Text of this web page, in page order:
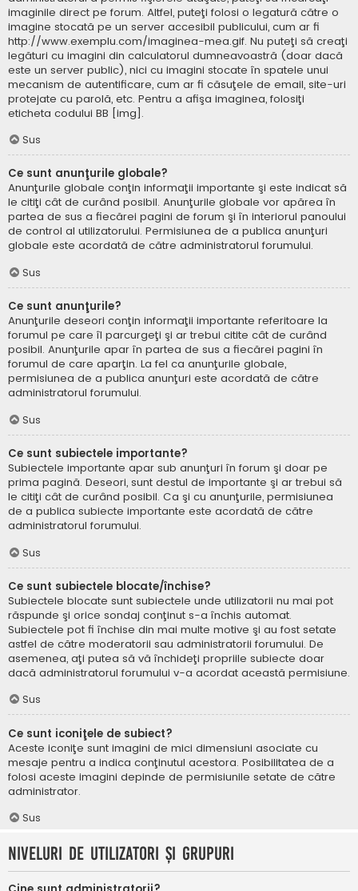
imaginile direct pe forum. Altfel, puteţi folosi o legatură către o
imagine stocată pe un server accesibil publicului, cum ar fi
http://www.exemplu.com/imaginea-mea.gif. Nu puteţi să creaţi
legături cu imagini din calculatorul dumneavoastră (doar dacă
este un server public), nici cu imagini stocate în spatele unui
mecanism de autentificare, cum ar fi căsuţele de email, site-uri
protejate cu parolă, etc. Pentru a afişa imaginea, folosiţi
eticheta codului BB [img].
Sus
Ce sunt anunţurile globale?
Anunţurile globale conţin informaţii importante şi este indicat să
le citiţi cât de curând posibil. Anunţurile globale vor apărea în
partea de sus a fiecărei pagini de forum şi în interiorul panoului
de control al utilizatorului. Permisiunea de a publica anunţuri
globale este acordată de către administratorul forumului.
Sus
Ce sunt anunţurile?
Anunţurile deseori conţin informaţii importante referitoare la
forumul pe care îl parcurgeţi şi ar trebui citite cât de curând
posibil. Anunţurile apar în partea de sus a fiecărei pagini în
forumul de care aparţin. La fel ca anunţurile globale,
permisiunea de a publica anunţuri este acordată de către
administratorul forumului.
Sus
Ce sunt subiectele importante?
Subiectele importante apar sub anunţuri în forum şi doar pe
prima pagină. Deseori, sunt destul de importante şi ar trebui să
le citiţi cât de curând posibil. Ca şi cu anunţurile, permisiunea
de a publica subiecte importante este acordată de către
administratorul forumului.
Sus
Ce sunt subiectele blocate/închise?
Subiectele blocate sunt subiectele unde utilizatorii nu mai pot
răspunde şi orice sondaj conţinut s-a închis automat.
Subiectele pot fi închise din mai multe motive şi au fost setate
astfel de către moderatorii sau administratorii forumului. De
asemenea, aţi putea să vă închideţi propriile subiecte doar
dacă administratorul forumului v-a acordat această permisiune.
Sus
Ce sunt iconiţele de subiect?
Aceste iconiţe sunt imagini de mici dimensiuni asociate cu
mesaje pentru a indica conţinutul acestora. Posibilitatea de a
folosi aceste imagini depinde de permisiunile setate de către
administrator.
Sus
Niveluri de utilizatori şi grupuri